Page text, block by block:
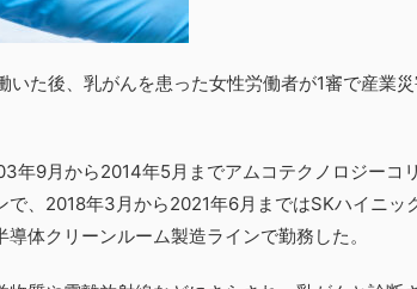
いた後、乳がんを患った女性労働者が1審で産業
年9月から2014年5月までアムコテクノロジーコ
で、2018年3月から2021年6月まではSKハイニッ
体クリーンルーム製造ラインで勤務した。